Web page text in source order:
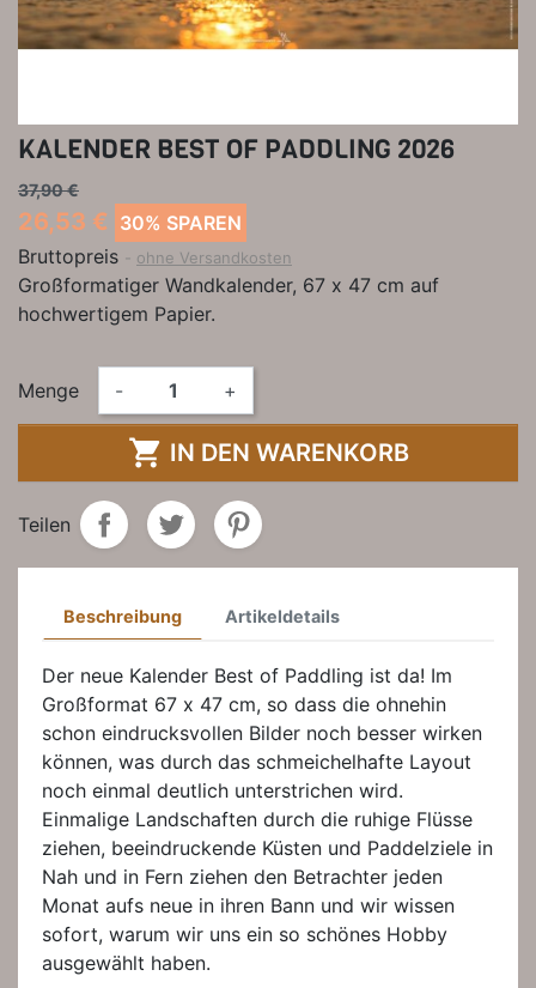
KALENDER BEST OF PADDLING 2026
37,90 €
26,53 € 30% SPAREN
Bruttopreis
ohne Versandkosten
Großformatiger Wandkalender, 67 x 47 cm auf
hochwertigem Papier.
Menge - +
 IN DEN WARENKORB
Teilen
Beschreibung Artikeldetails
Der neue Kalender Best of Paddling ist da! Im
Großformat 67 x 47 cm, so dass die ohnehin
schon eindrucksvollen Bilder noch besser wirken
können, was durch das schmeichelhafte Layout
noch einmal deutlich unterstrichen wird.
Einmalige Landschaften durch die ruhige Flüsse
ziehen, beeindruckende Küsten und Paddelziele in
Nah und in Fern ziehen den Betrachter jeden
Monat aufs neue in ihren Bann und wir wissen
sofort, warum wir uns ein so schönes Hobby
ausgewählt haben.